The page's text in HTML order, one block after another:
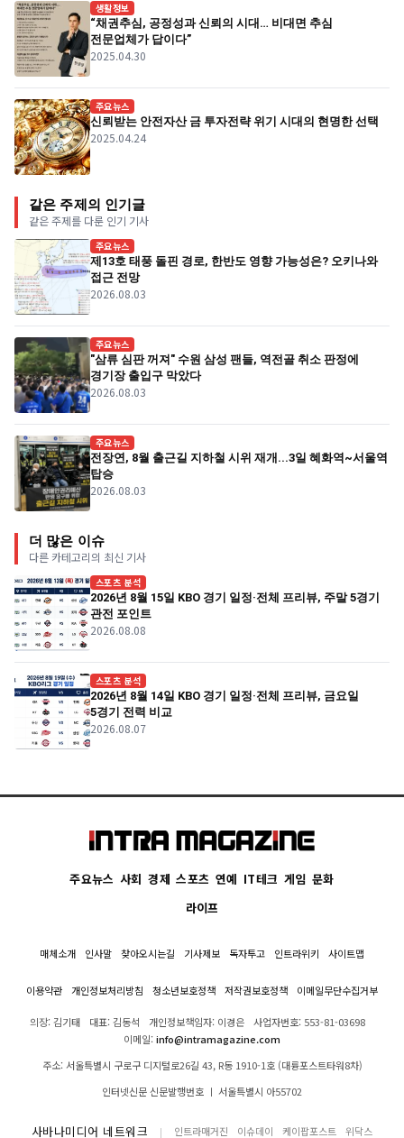
생활정보
“채권추심, 공정성과 신뢰의 시대… 비대면 추심
전문업체가 답이다”
2025.04.30
주요뉴스
신뢰받는 안전자산 금 투자전략 위기 시대의 현명한 선택
2025.04.24
같은 주제의 인기글
같은 주제를 다룬 인기 기사
주요뉴스
제13호 태풍 돌핀 경로, 한반도 영향 가능성은? 오키나와
접근 전망
2026.08.03
주요뉴스
"삼류 심판 꺼져" 수원 삼성 팬들, 역전골 취소 판정에
경기장 출입구 막았다
2026.08.03
주요뉴스
전장연, 8월 출근길 지하철 시위 재개...3일 혜화역~서울역
탑승
2026.08.03
더 많은 이슈
다른 카테고리의 최신 기사
스포츠 분석
2026년 8월 15일 KBO 경기 일정·전체 프리뷰, 주말 5경기
관전 포인트
2026.08.08
스포츠 분석
2026년 8월 14일 KBO 경기 일정·전체 프리뷰, 금요일
5경기 전력 비교
2026.08.07
주요뉴스 사회 경제 스포츠 연예 IT테크 게임 문화
라이프
매체소개 인사말 찾아오시는길 기사제보 독자투고 인트라위키 사이트맵
이용약관 개인정보처리방침 청소년보호정책 저작권보호정책 이메일무단수집거부
의장: 김기태 대표: 김동석 개인정보책임자: 이경은
사업자번호: 553-81-03698
이메일:info@intramagazine.com
주소: 서울특별시 구로구 디지털로26길 43, R동 1910-1호 (대륭포스트타워8차)
인터넷신문 신문발행번호 ㅣ 서울특별시 아55702
사바나미디어 네트워크 인트라매거진 이슈데이 케이팝포스트 위닥스